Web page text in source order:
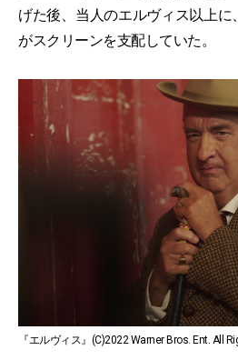
げた後、当人のエルヴィス以上
がスクリーンを支配していた。
『エルヴィス』(C)2022 Warner Bros. Ent. All